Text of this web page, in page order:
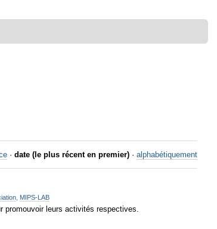
· date (le plus récent en premier) · alphabétiquement
MIPS-LAB
promouvoir leurs activités respectives.